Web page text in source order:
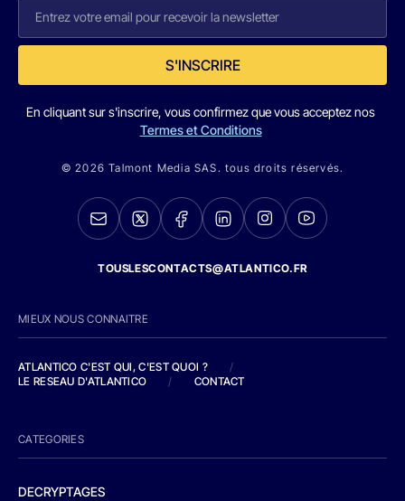
S'INSCRIRE
En cliquant sur s'inscrire, vous confirmez que vous acceptez nos
Termes et Conditions
© 2026 Talmont Media SAS. tous droits réservés.
TOUSLESCONTACTS@ATLANTICO.FR
MIEUX NOUS CONNAITRE
ATLANTICO C'EST QUI, C'EST QUOI ?
/
LE RESEAU D'ATLANTICO
/ CONTACT
CATEGORIES
DECRYPTAGES